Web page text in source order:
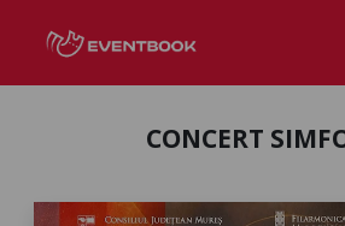
CONCERT